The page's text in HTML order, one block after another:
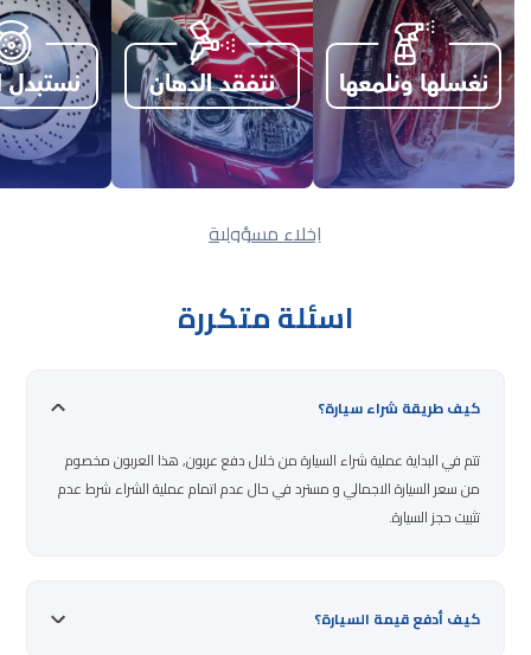
إخلاء مسؤولية
اسئلة متكررة
كيف طريقة شراء سيارة؟
تتم في البداية عملية شراء السيارة من خلال دفع عربون, هذا العربون مخصوم
من سعر السيارة الاجمالي و مسترد في حال عدم اتمام عملية الشراء شرط عدم
تثبيت حجز السيارة.
كيف أدفع قيمة السيارة؟